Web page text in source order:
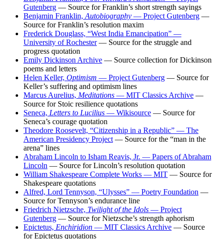
Gutenberg — Source for Franklin’s short strength sayings
Benjamin Franklin, Autobiography — Project Gutenberg —
Source for Franklin’s resolution maxim
Frederick Douglass, “West India Emancipation” —
University of Rochester— Source for the struggle and
progress quotation
Emily Dickinson Archive — Source collection for Dickinson
poems and letters
Helen Keller, Optimism — Project Gutenberg — Source for
Keller’s suffering and optimism lines
Marcus Aurelius, Meditations — MIT Classics Archive —
Source for Stoic resilience quotations
Seneca, Letters to Lucilius — Wikisource — Source for
Seneca’s courage quotation
Theodore Roosevelt, “Citizenship in a Republic” — The
American Presidency Project — Source for the “man in the
arena” lines
Abraham Lincoln to Isham Reavis, Jr. — Papers of Abraham
Lincoln — Source for Lincoln’s resolution quotation
William Shakespeare Complete Works — MIT — Source for
Shakespeare quotations
Alfred, Lord Tennyson, “Ulysses” — Poetry Foundation —
Source for Tennyson’s endurance line
Friedrich Nietzsche, Twilight of the Idols — Project
Gutenberg — Source for Nietzsche’s strength aphorism
Epictetus, Enchiridion — MIT Classics Archive — Source
for Epictetus quotations